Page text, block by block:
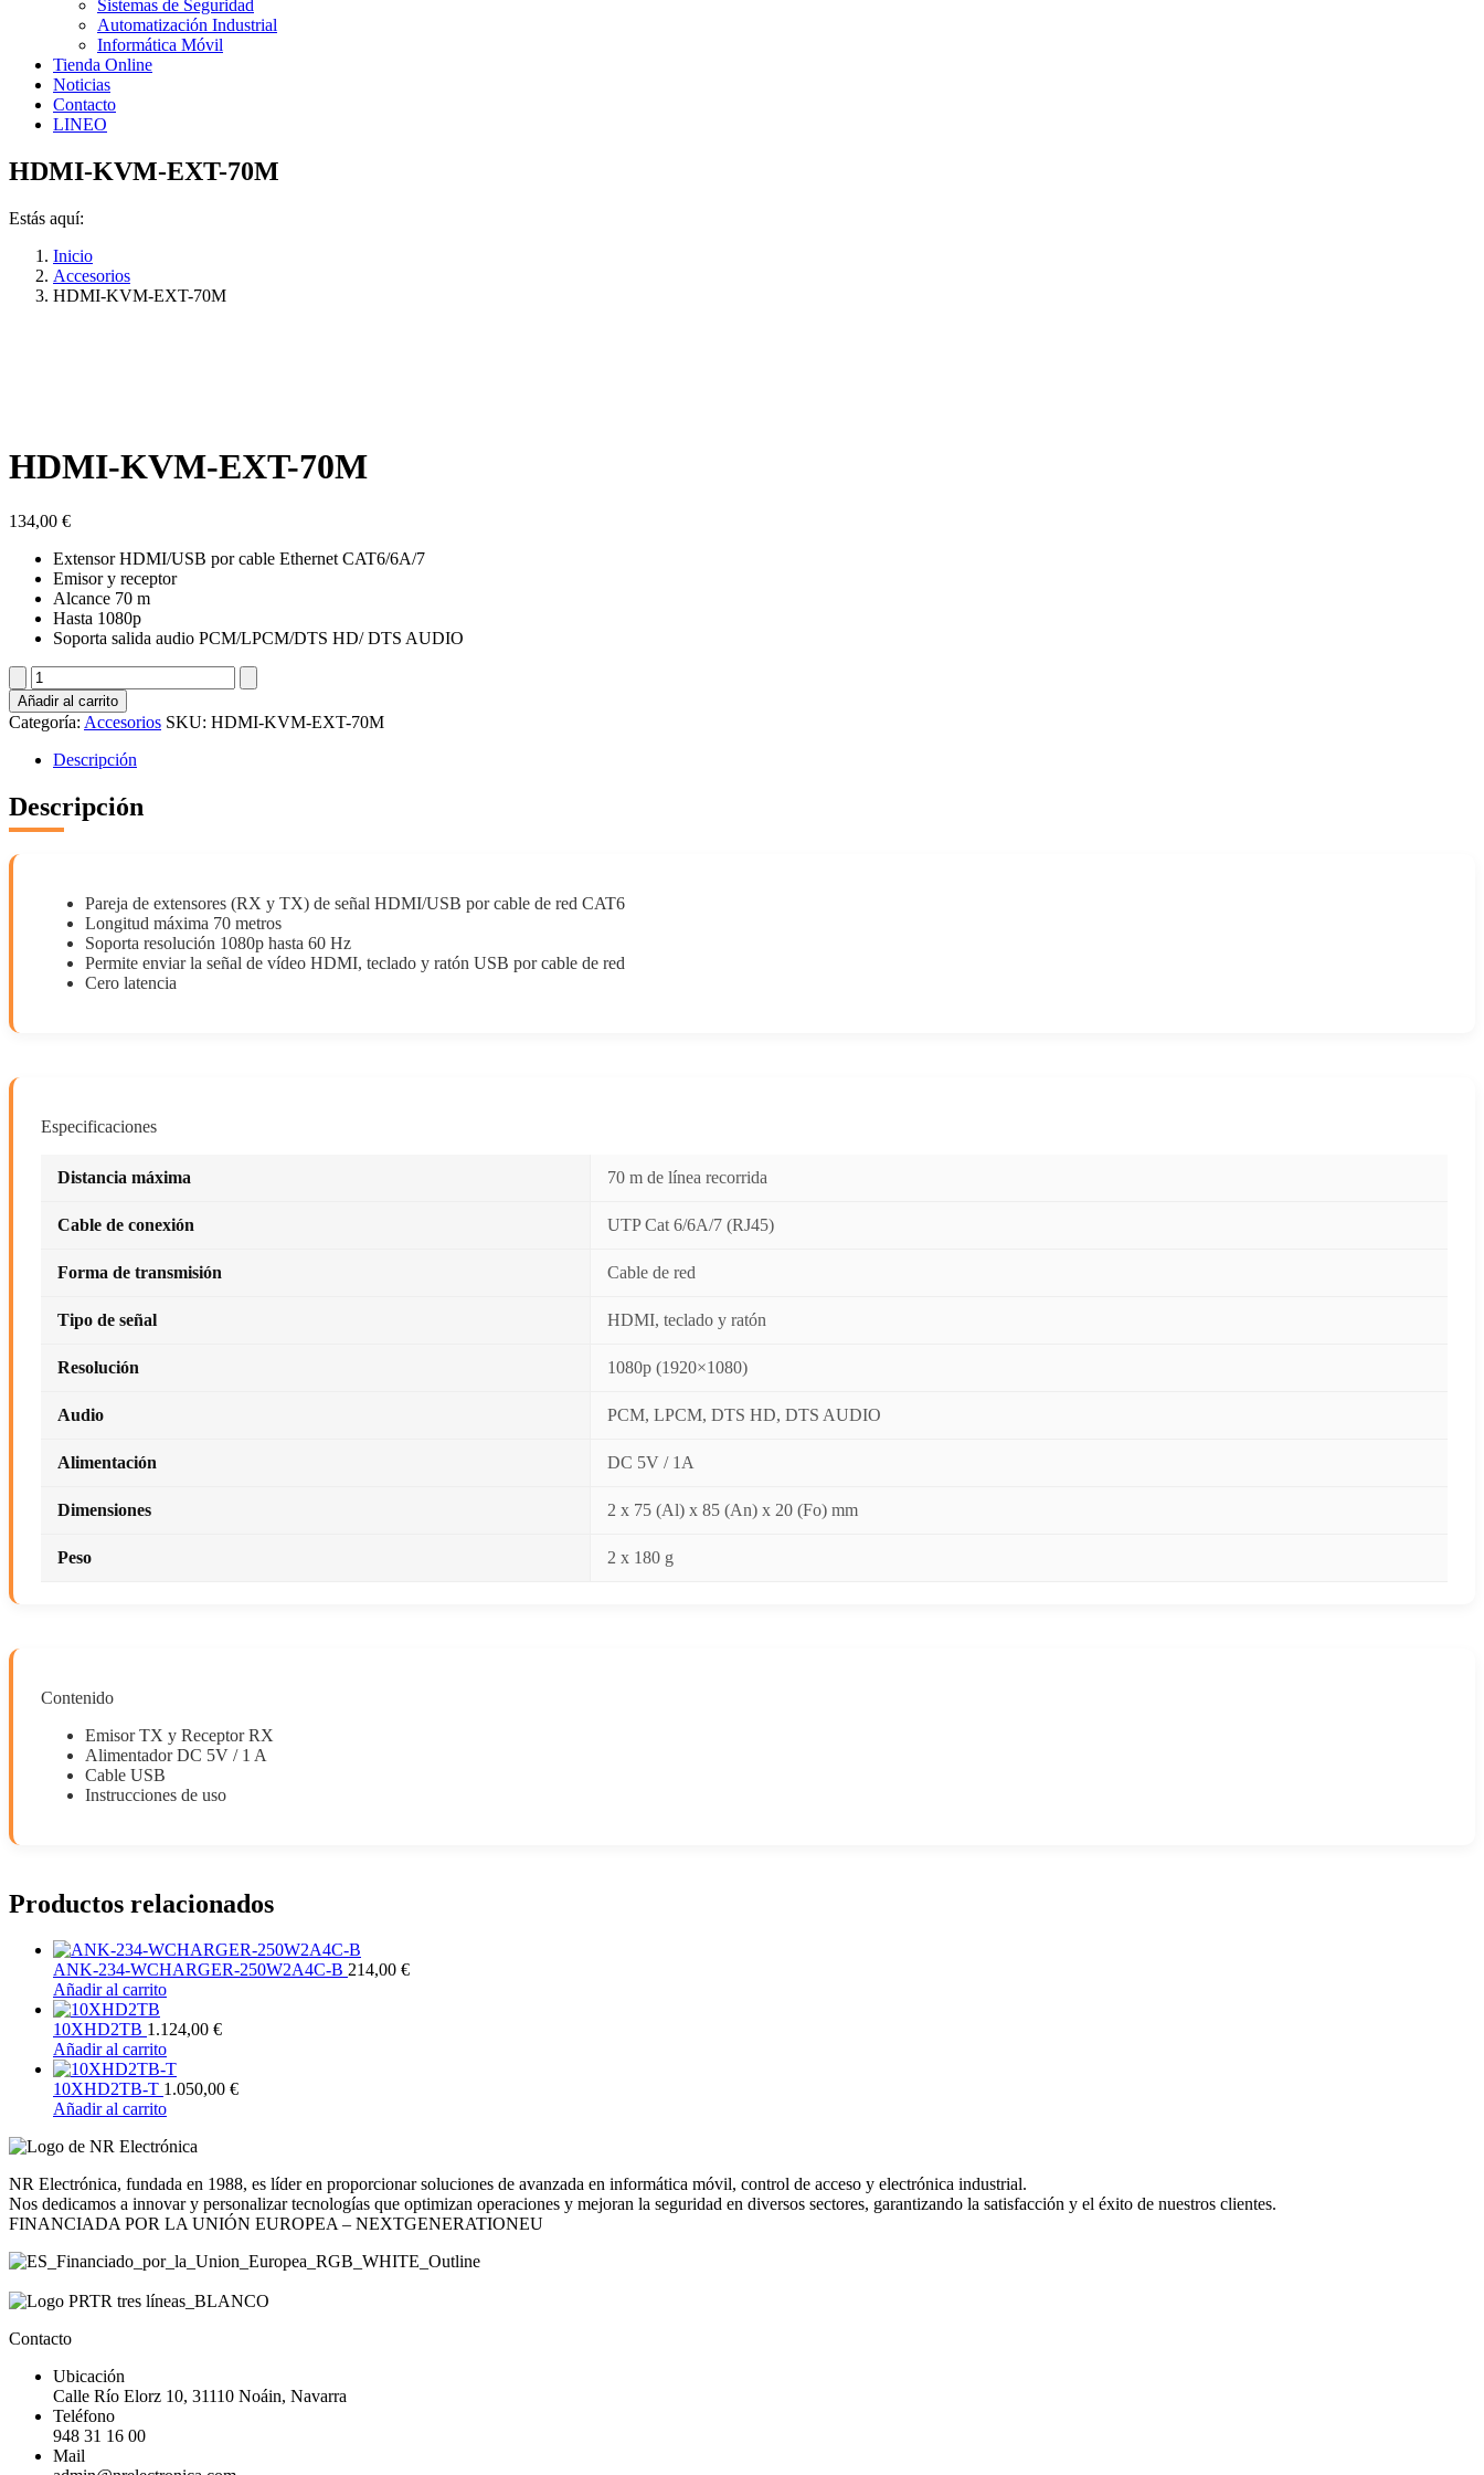
Sistemas de Seguridad
Automatización Industrial
Informática Móvil
Tienda Online
Noticias
Contacto
LINEO
HDMI-KVM-EXT-70M
Estás aquí:
Inicio
Accesorios
HDMI-KVM-EXT-70M
HDMI-KVM-EXT-70M
134,00 €
Extensor HDMI/USB por cable Ethernet CAT6/6A/7
Emisor y receptor
Alcance 70 m
Hasta 1080p
Soporta salida audio PCM/LPCM/DTS HD/ DTS AUDIO
HDMI-
KVM-
EXT-
70M
cantidad
Añadir al carrito
Categoría: Accesorios SKU: HDMI-KVM-EXT-70M
Descripción
Descripción
Pareja de extensores (RX y TX) de señal HDMI/USB por cable de red CAT6
Longitud máxima 70 metros
Soporta resolución 1080p hasta 60 Hz
Permite enviar la señal de vídeo HDMI, teclado y ratón USB por cable de red
Cero latencia
Especificaciones
Distancia máxima 70 m de línea recorrida
Cable de conexión UTP Cat 6/6A/7 (RJ45)
Forma de transmisión Cable de red
Tipo de señal HDMI, teclado y ratón
Resolución 1080p (1920×1080)
Audio PCM, LPCM, DTS HD, DTS AUDIO
Alimentación DC 5V / 1A
Dimensiones 2 x 75 (Al) x 85 (An) x 20 (Fo) mm
Peso 2 x 180 g
Contenido
Emisor TX y Receptor RX
Alimentador DC 5V / 1 A
Cable USB
Instrucciones de uso
Productos relacionados
ANK-234-WCHARGER-250W2A4C-B 214,00 €
Añadir al carrito
10XHD2TB 1.124,00 €
Añadir al carrito
10XHD2TB-T 1.050,00 €
Añadir al carrito
NR Electrónica, fundada en 1988, es líder en proporcionar soluciones de avanzada en informática móvil, control de acceso y electrónica industrial.
Nos dedicamos a innovar y personalizar tecnologías que optimizan operaciones y mejoran la seguridad en diversos sectores, garantizando la satisfacción y el éxito de nuestros clientes.
FINANCIADA POR LA UNIÓN EUROPEA – NEXTGENERATIONEU
Contacto
Ubicación
Calle Río Elorz 10, 31110 Noáin, Navarra
Teléfono
948 31 16 00
Mail